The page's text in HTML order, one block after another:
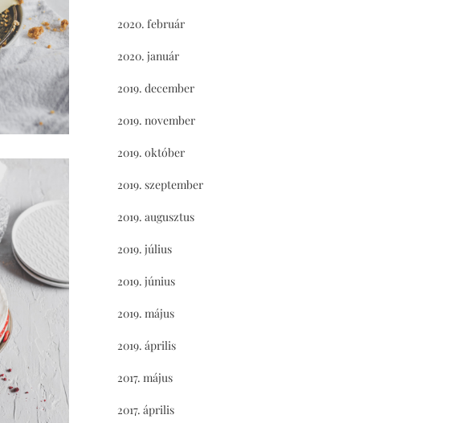
2020. február
2020. január
2019. december
2019. november
2019. október
2019. szeptember
2019. augusztus
2019. július
2019. június
2019. május
2019. április
2017. május
2017. április